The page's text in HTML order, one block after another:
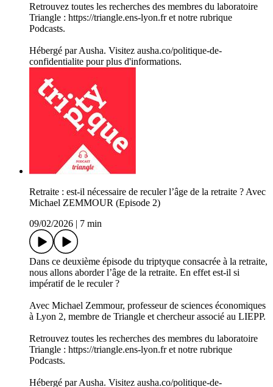
Retrouvez toutes les recherches des membres du laboratoire
Triangle : https://triangle.ens-lyon.fr et notre rubrique
Podcasts.
Hébergé par Ausha. Visitez ausha.co/politique-de-
confidentialite pour plus d'informations.
Retraite : est-il nécessaire de reculer l’âge de la retraite ? Avec
Michael ZEMMOUR (Episode 2)
09/02/2026 | 7 min
Dans ce deuxième épisode du triptyque consacrée à la retraite,
nous allons aborder l’âge de la retraite. En effet est-il si
impératif de le reculer ?
Avec Michael Zemmour, professeur de sciences économiques
à Lyon 2, membre de Triangle et chercheur associé au LIEPP.
Retrouvez toutes les recherches des membres du laboratoire
Triangle : https://triangle.ens-lyon.fr et notre rubrique
Podcasts.
Hébergé par Ausha. Visitez ausha.co/politique-de-